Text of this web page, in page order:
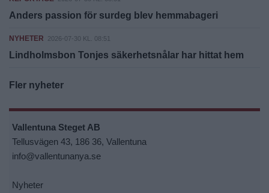
Anders passion för surdeg blev hemmabageri
NYHETER 2026-07-30 KL. 08:51
Lindholmsbon Tonjes säkerhetsnålar har hittat hem
Fler nyheter
Vallentuna Steget AB
Tellusvägen 43, 186 36, Vallentuna
info@vallentunanya.se
Nyheter